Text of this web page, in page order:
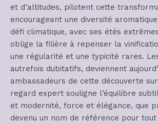
et d’altitudes, pilotent cette
encourageant une diversité
défi climatique, avec ses étés
oblige la filière à repenser la
une régularité et une typicité rares.
autrefois dubitatifs, deviennent
ambassadeurs de cette découverte
regard expert souligne l’équilibre
et modernité, force et élégance, que
devenu un nom de référence pour tout